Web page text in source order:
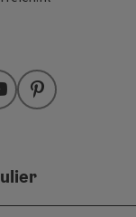
Pinterest